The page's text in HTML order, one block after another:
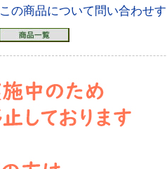
この商品について問い合わせ